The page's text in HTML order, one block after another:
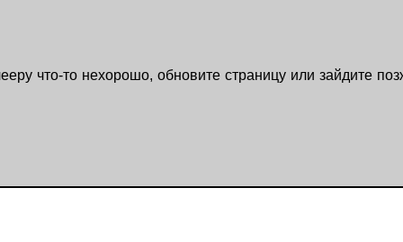
что-то нехорошо, обновите страницу или зайдите